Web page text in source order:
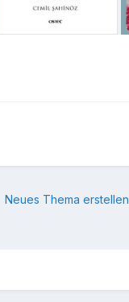
Neues Thema erstellen